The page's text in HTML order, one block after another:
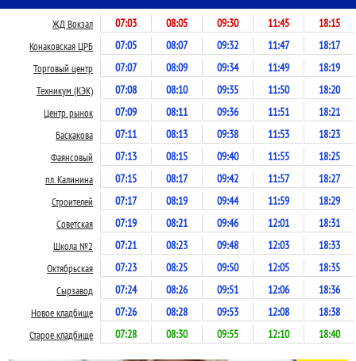
ЖД Вокзал 07:03 08:05 09:30 11:45 18:15
Конаковская ЦРБ 07:05 08:07 09:32 11:47 18:17
Торговый центр 07:07 08:09 09:34 11:49 18:19
Техникум (КЭК) 07:08 08:10 09:35 11:50 18:20
Центр. рынок 07:09 08:11 09:36 11:51 18:21
Баскакова 07:11 08:13 09:38 11:53 18:23
Фаянсовый 07:13 08:15 09:40 11:55 18:25
пл. Калинина 07:15 08:17 09:42 11:57 18:27
Строителей 07:17 08:19 09:44 11:59 18:29
Советская 07:19 08:21 09:46 12:01 18:31
Школа №2 07:21 08:23 09:48 12:03 18:33
Октябрьская 07:23 08:25 09:50 12:05 18:35
Сырзавод 07:24 08:26 09:51 12:06 18:36
Новое кладбище 07:26 08:28 09:53 12:08 18:38
Старое кладбище 07:28 08:30 09:55 12:10 18:40